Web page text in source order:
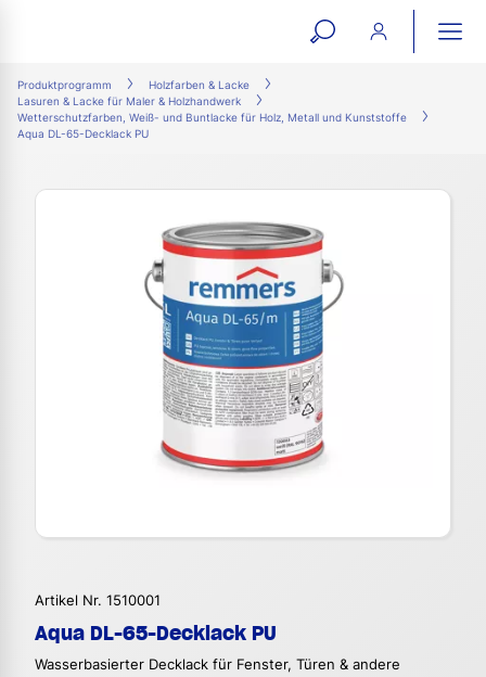
open
form
Produktprogramm
Holzfarben & Lacke
Lasuren & Lacke für Maler & Holzhandwerk
Wetterschutzfarben, Weiß- und Buntlacke für Holz, Metall und Kunststoffe
Aqua DL-65-Decklack PU
Artikel Nr. 1510001
Aqua DL-65-Decklack PU
Wasserbasierter Decklack für Fenster, Türen & andere